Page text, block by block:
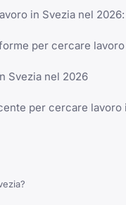
in Svezia nel
per cercare
Svezia nel 2026
per cercare lavoro